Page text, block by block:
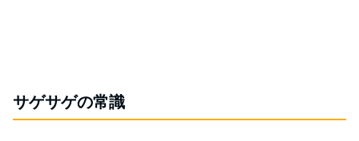
サゲサゲの常識